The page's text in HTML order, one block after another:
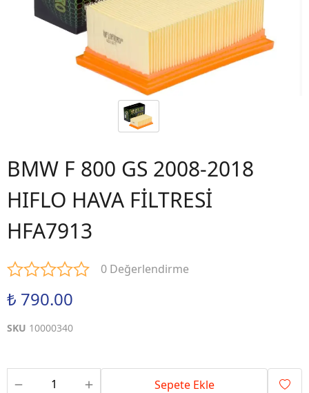
BMW F 800 GS 2008-2018
HIFLO HAVA FİLTRESİ
HFA7913
0 Değerlendirme
₺ 790.00
SKU 10000340
Sepete Ekle